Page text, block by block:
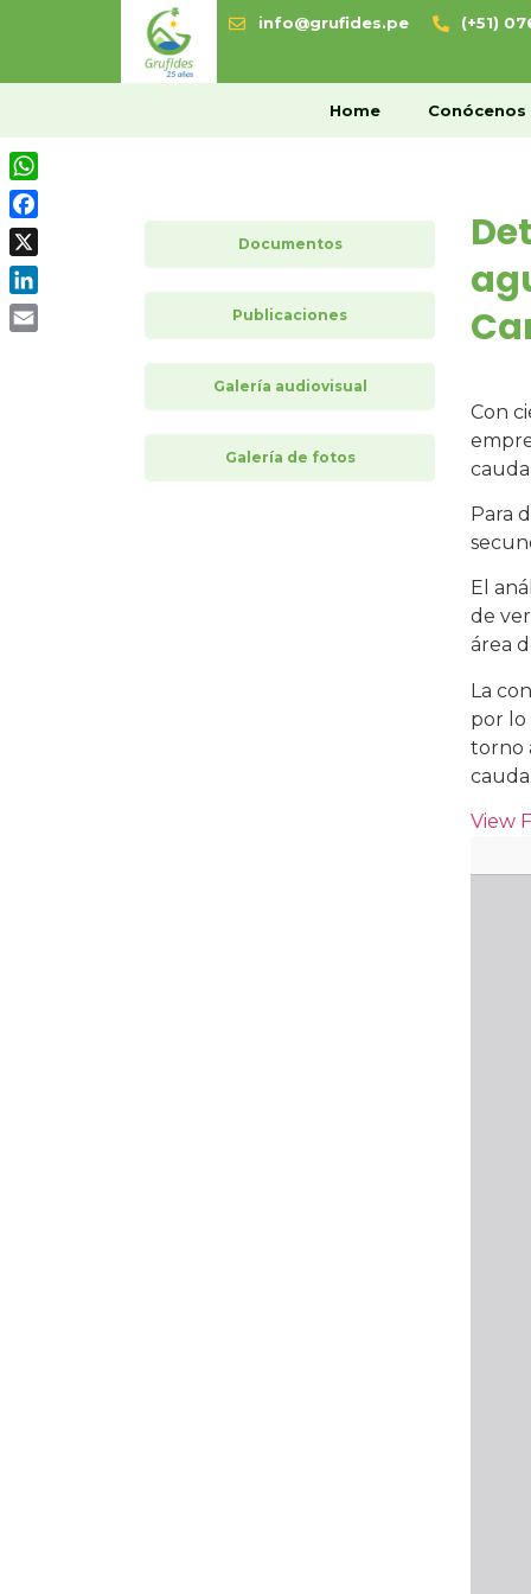
info@grufides.pe (+51)
Home Conócenos
Documentos
Publicaciones
Galería audiovisual
Galería de fotos
Con
Para
El
de
área
La
por
torno
View
WhatsApp
Facebook
X
LinkedIn